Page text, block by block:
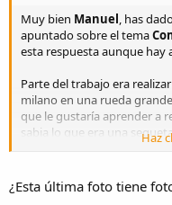
Muy bien Manuel, has
apuntado sobre el tema
esta respuesta aunque hay
Parte del trabajo era
milano en una rueda
que le gustaría aprender a
sabia lo que era una
Fuera del horario del
doy las herramientas y le
Haz
¿Esta última foto tiene